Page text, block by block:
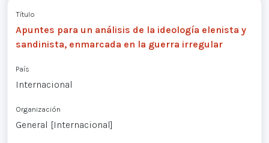
Título
Apuntes para un análisis de la ideología elenista y
sandinista, enmarcada en la guerra irregular
País
Internacional
Organización
General [Internacional]